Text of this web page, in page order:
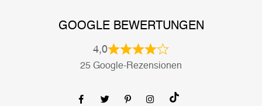
GOOGLE BEWERTUNGEN
4,0
25 Google-Rezensionen